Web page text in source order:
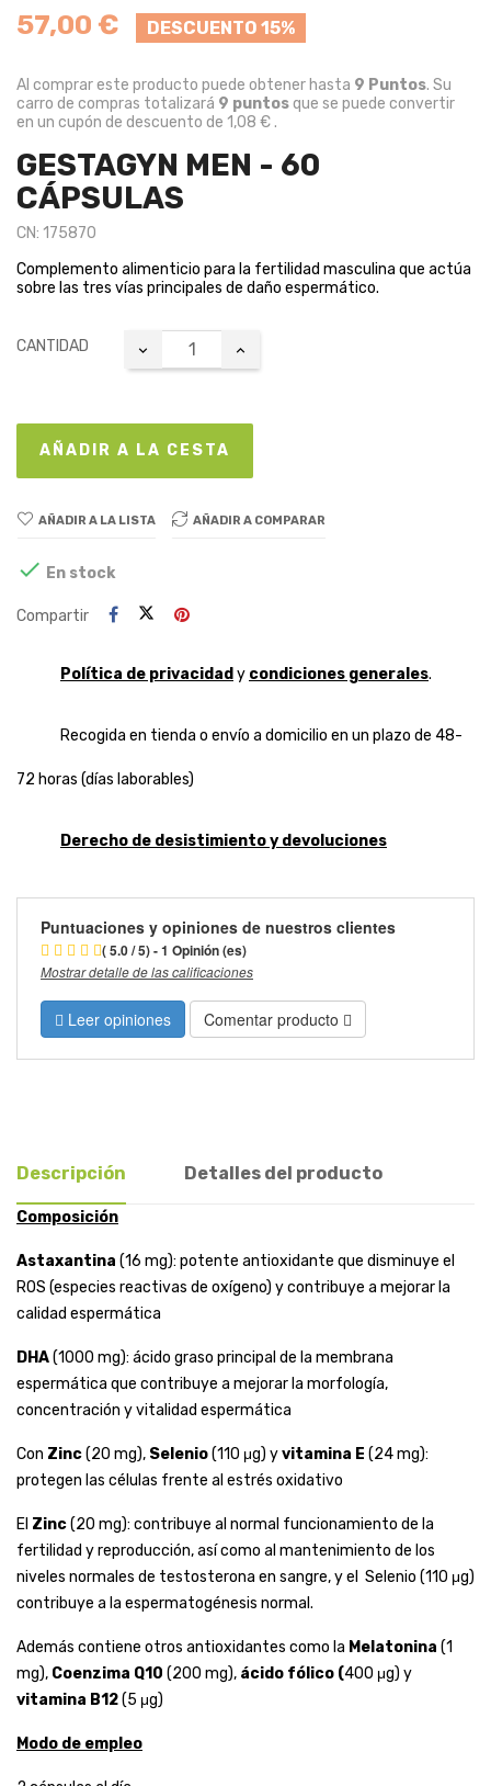
57,00 € DESCUENTO 15%
Al comprar este producto puede obtener hasta 9 Puntos. Su
carro de compras totalizará 9 puntosque se puede convertir
en un cupón de descuento de 1,08 €.
GESTAGYN MEN - 60
CÁPSULAS
CN: 175870
Complemento alimenticio para la fertilidad masculina que actúa
sobre las tres vías principales de daño espermático.
CANTIDAD
AÑADIR A LA CESTA
AÑADIR A LA LISTA AÑADIR A COMPARAR
 En stock
Compartir
Política de privacidad y condiciones generales.
Recogida en tienda o envío a domicilio en un plazo de 48-
72 horas (días laborables)
Derecho de desistimiento y devoluciones
Puntuaciones y opiniones de nuestros clientes
( 5.0 / 5) - 1 Opinión (es)
Mostrar detalle de las calificaciones
Leer opiniones Comentar producto
Descripción Detalles del producto
Composición
Astaxantina (16 mg): potente antioxidante que disminuye el
ROS (especies reactivas de oxígeno) y contribuye a mejorar la
calidad espermática
DHA(1000 mg): ácido graso principal de la membrana
espermática que contribuye a mejorar la morfología,
concentración y vitalidad espermática
Con Zinc(20 mg), Selenio(110 μg) yvitamina E (24 mg):
protegen las células frente al estrés oxidativo
El Zinc(20 mg): contribuye al normal funcionamiento de la
fertilidad y reproducción, así como al mantenimiento de los
niveles normales de testosterona en sangre, y el Selenio (110 μg)
contribuye a la espermatogénesis normal.
Además contiene otros antioxidantes como la Melatonina (1
mg), Coenzima Q10 (200 mg), ácido fólico (400 μg) y
vitamina B12(5 μg)
Modo de empleo